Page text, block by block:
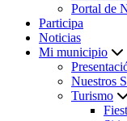
Portal de
Participa
Noticias
Mi municipio
Nuestros
Turismo